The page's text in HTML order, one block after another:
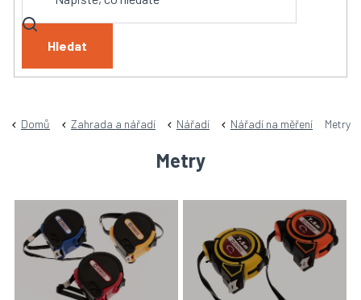
Hledat
Domů Zahrada a nářadí Nářadí Nářadí na měření Metry
Metry